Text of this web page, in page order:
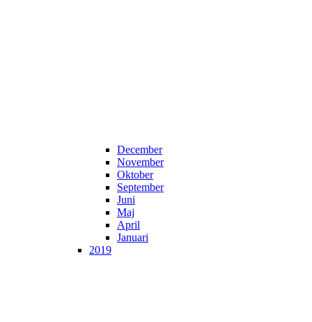
December
November
Oktober
September
Juni
Maj
April
Januari
2019